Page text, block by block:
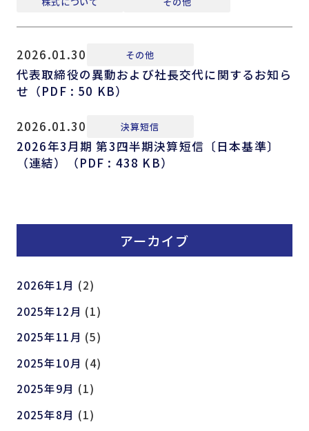
2026.01.30 その他
代表取締役の異動および社長交代に関するお知ら
せ（PDF : 50 KB）
2026.01.30 決算短信
2026年3月期 第3四半期決算短信〔日本基準〕
（連結）（PDF : 438 KB）
アーカイブ
2026年1月 (2)
2025年12月 (1)
2025年11月 (5)
2025年10月 (4)
2025年9月 (1)
2025年8月 (1)